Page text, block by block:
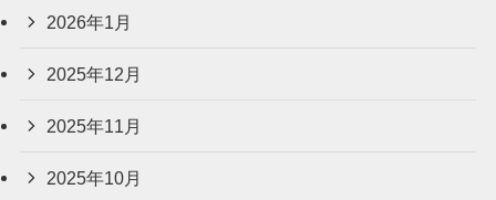
2026年1月
2025年12月
2025年11月
2025年10月